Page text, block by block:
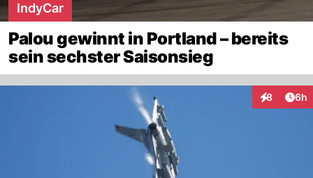
IndyCar
Palou gewinnt in Portland – bereits
sein sechster Saisonsieg
8 6h